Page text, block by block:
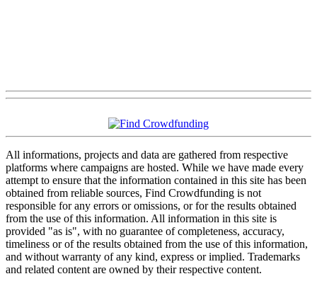
All informations, projects and data are gathered from respective
platforms where campaigns are hosted. While we have made every
attempt to ensure that the information contained in this site has been
obtained from reliable sources, Find Crowdfunding is not
responsible for any errors or omissions, or for the results obtained
from the use of this information. All information in this site is
provided "as is", with no guarantee of completeness, accuracy,
timeliness or of the results obtained from the use of this information,
and without warranty of any kind, express or implied. Trademarks
and related content are owned by their respective content.